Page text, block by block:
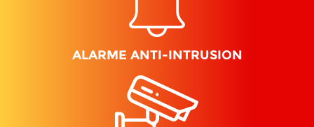
ALARME ANTI-INTRUSION